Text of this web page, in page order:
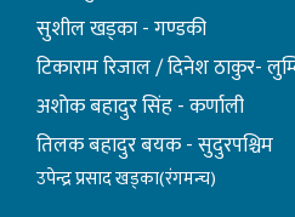
सुशील खड्का - गण्डकी
टिकाराम रिजाल / दिनेश ठाकुर-
अशाेक बहादुर सिंह - कर्णाली
तिलक बहादुर बयक - सुदुरपश्चिम
उपेन्द्र प्रसाद खड्का(रंगमन्च)